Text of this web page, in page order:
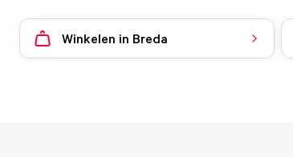
Winkelen in Breda